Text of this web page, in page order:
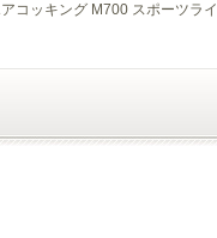
コッキング M700 スポーツライ